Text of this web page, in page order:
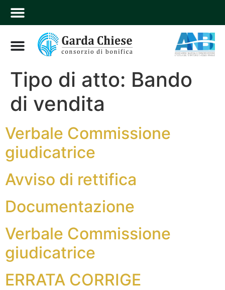
Tipo di atto: Bando
di vendita
Verbale Commissione
giudicatrice
Avviso di rettifica
Documentazione
Verbale Commissione
giudicatrice
ERRATA CORRIGE